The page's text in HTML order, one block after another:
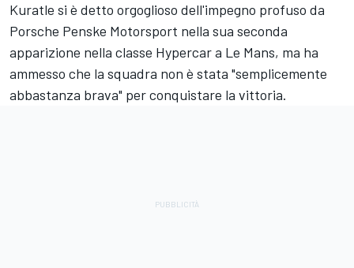
Kuratle si è detto orgoglioso dell'impegno profuso da
Porsche Penske Motorsport nella sua seconda
apparizione nella classe Hypercar a Le Mans, ma ha
ammesso che la squadra non è stata "semplicemente
abbastanza brava" per conquistare la vittoria.